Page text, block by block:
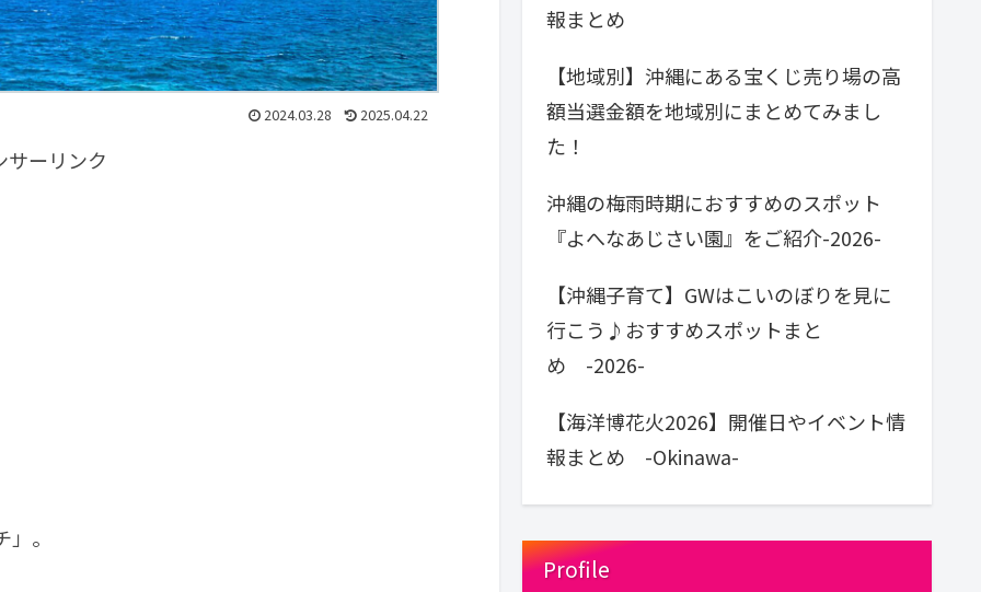
2024.03.28 2025.04.22
サーリンク
。
報まとめ
【地域別】沖縄にある宝くじ売り場の高
額当選金額を地域別にまとめてみまし
た！
沖縄の梅雨時期におすすめのスポット
『よへなあじさい園』をご紹介-2026-
【沖縄子育て】GWはこいのぼりを見に
行こう♪おすすめスポットまと
め -2026-
【海洋博花火2026】開催日やイベント情
報まとめ -Okinawa-
Profile